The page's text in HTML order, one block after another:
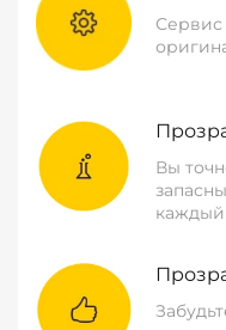
Сервис
Вы
каждый